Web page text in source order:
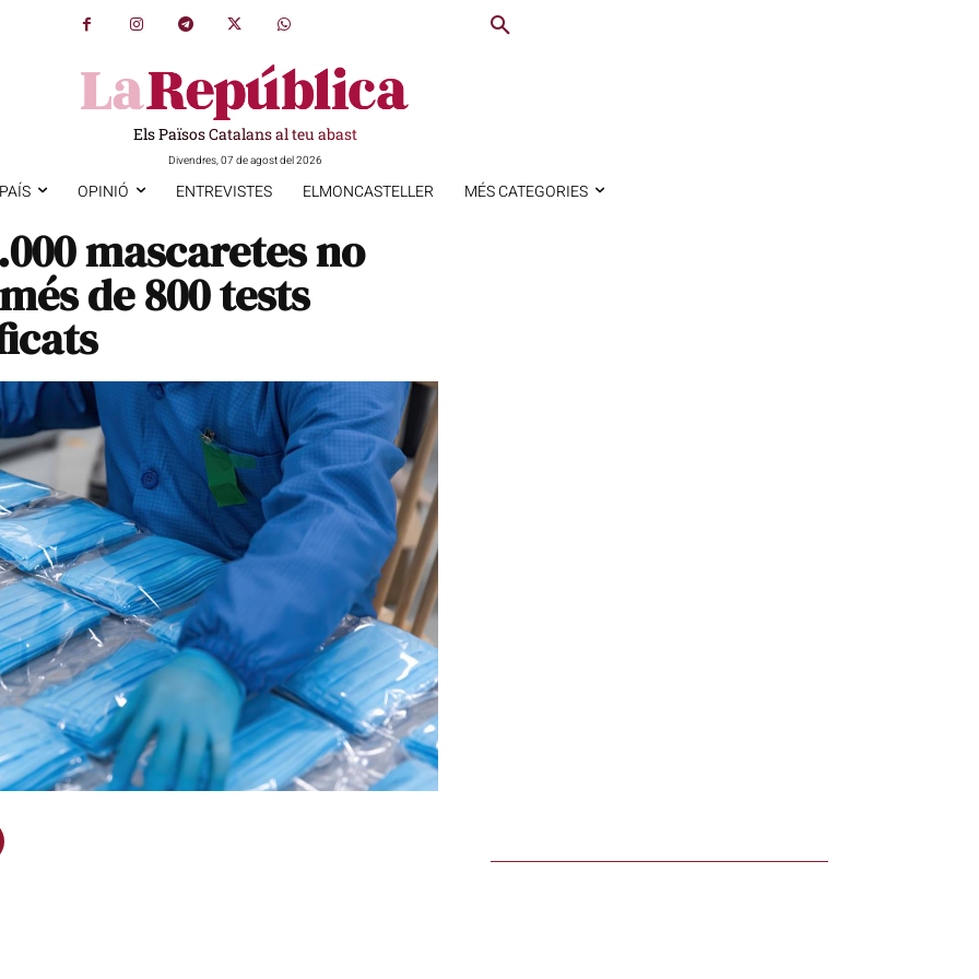
Els Països Catalans al teu abast
Divendres, 07 de agost del 2026
OPINIÓ ENTREVISTES ELMONCASTELLER MÉS CATEGORIES
mascaretes no
de 800 tests